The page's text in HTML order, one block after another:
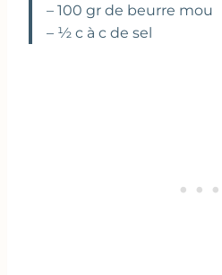
– 100 gr de beurre mou
– ½ c à c de sel